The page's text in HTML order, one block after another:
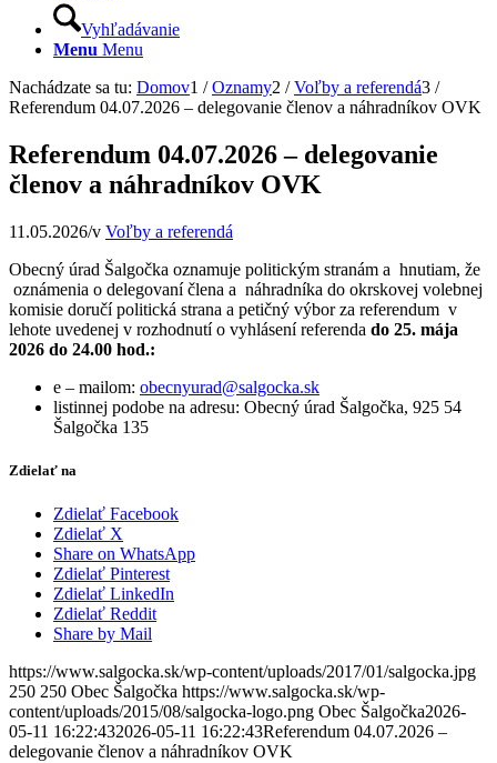
Vyhľadávanie
Menu Menu
Nachádzate sa tu: Domov1 / Oznamy2 / Voľby a referendá3 /
Referendum 04.07.2026 – delegovanie členov a náhradníkov OVK
Referendum 04.07.2026 – delegovanie
členov a náhradníkov OVK
11.05.2026/v Voľby a referendá
Obecný úrad Šalgočka oznamuje politickým stranám a hnutiam, že
oznámenia o delegovaní člena a náhradníka do okrskovej volebnej
komisie doručí politická strana a petičný výbor za referendum v
lehote uvedenej v rozhodnutí o vyhlásení referenda do 25. mája
2026 do 24.00 hod.:
e – mailom: obecnyurad@salgocka.sk
listinnej podobe na adresu: Obecný úrad Šalgočka, 925 54
Šalgočka 135
Zdielať na
Zdielať Facebook
Zdielať X
Share on WhatsApp
Zdielať Pinterest
Zdielať LinkedIn
Zdielať Reddit
Share by Mail
https://www.salgocka.sk/wp-content/uploads/2017/01/salgocka.jpg
250 250 Obec Šalgočka https://www.salgocka.sk/wp-
content/uploads/2015/08/salgocka-logo.png Obec Šalgočka2026-
05-11 16:22:432026-05-11 16:22:43Referendum 04.07.2026 –
delegovanie členov a náhradníkov OVK